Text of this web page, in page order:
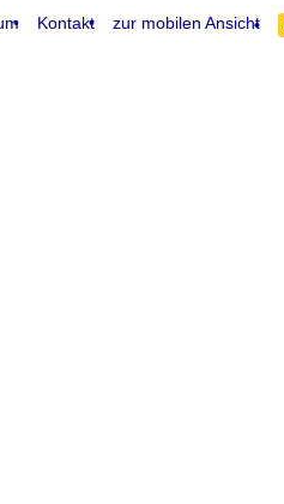
Kontakt zur mobilen Ansicht